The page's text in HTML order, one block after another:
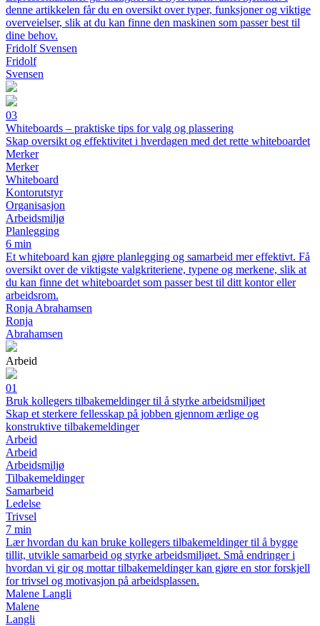
denne artikkelen får du en oversikt over typer, funksjoner og viktige
overveielser, slik at du kan finne den maskinen som passer best til
dine behov.
Fridolf Svensen
Fridolf
Svensen
03
Whiteboards – praktiske tips for valg og plassering
Skap oversikt og effektivitet i hverdagen med det rette whiteboardet
Merker
Merker
Whiteboard
Kontorutstyr
Organisasjon
Arbeidsmiljø
Planlegging
6 min
Et whiteboard kan gjøre planlegging og samarbeid mer effektivt. Få
oversikt over de viktigste valgkriteriene, typene og merkene, slik at
du kan finne det whiteboardet som passer best til ditt kontor eller
arbeidsrom.
Ronja Abrahamsen
Ronja
Abrahamsen
Arbeid
01
Bruk kollegers tilbakemeldinger til å styrke arbeidsmiljøet
Skap et sterkere fellesskap på jobben gjennom ærlige og
konstruktive tilbakemeldinger
Arbeid
Arbeid
Arbeidsmiljø
Tilbakemeldinger
Samarbeid
Ledelse
Trivsel
7 min
Lær hvordan du kan bruke kollegers tilbakemeldinger til å bygge
tillit, utvikle samarbeid og styrke arbeidsmiljøet. Små endringer i
hvordan vi gir og mottar tilbakemeldinger kan gjøre en stor forskjell
for trivsel og motivasjon på arbeidsplassen.
Malene Langli
Malene
Langli